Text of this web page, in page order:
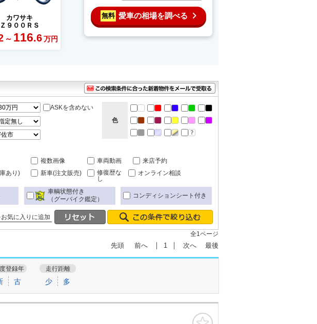
カワサキ
Ｚ９００ＲＳ
～ 116.6 万円
無料 愛車の相場を調べる
ASKを含めない
色
複数画像 車両動画
来店予約
あり) 新車(注文販売)
修復歴な
し
オンライン相談
車輌状態付き
（グーバイク鑑定）
コンディションシート付き
お気に入りに追加
全1ページ
先頭 前へ 1 次へ 最後
登録年
古
走行距離
少 多